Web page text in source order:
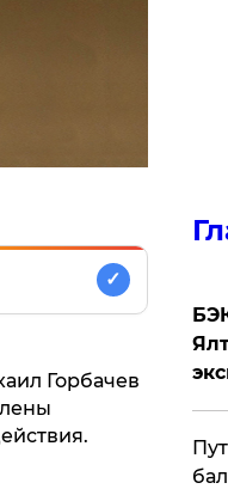
✓
Горбачев